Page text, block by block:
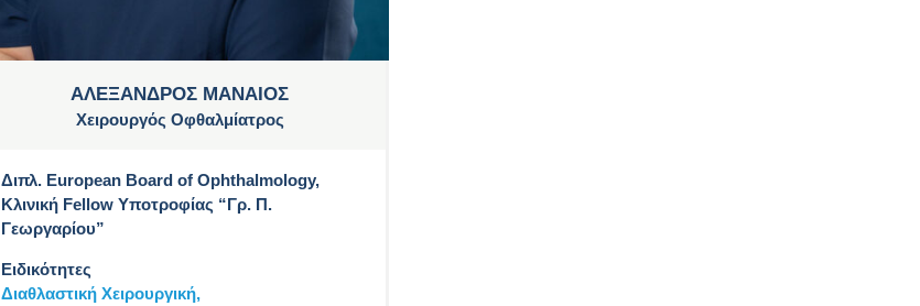
ΑΛΕΞΑΝΔΡΟΣ ΜΑΝΑΙΟΣ
Χειρουργός Οφθαλμίατρος
Διπλ. European Board of Ophthalmology,
Κλινική Fellow Υποτροφίας “Γρ. Π.
Γεωργαρίου”
Ειδικότητες
Διαθλαστική Χειρουργική,